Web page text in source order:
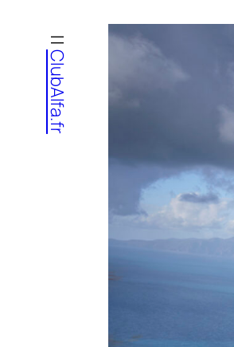
contenu
ClubAlfa.fr